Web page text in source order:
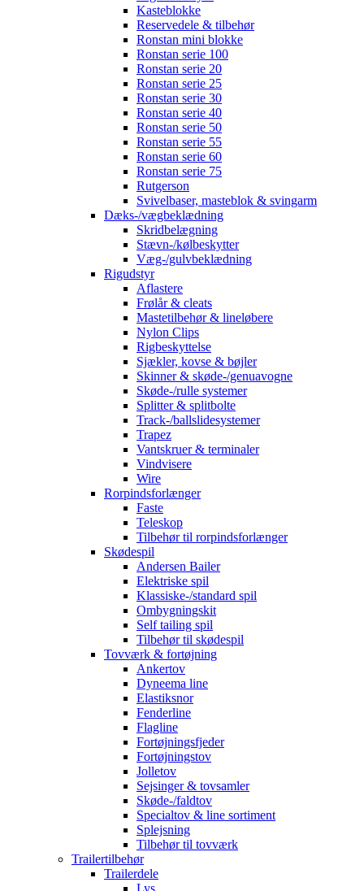
Kasteblokke
Reservedele & tilbehør
Ronstan mini blokke
Ronstan serie 100
Ronstan serie 20
Ronstan serie 25
Ronstan serie 30
Ronstan serie 40
Ronstan serie 50
Ronstan serie 55
Ronstan serie 60
Ronstan serie 75
Rutgerson
Svivelbaser, masteblok & svingarm
Dæks-/vægbeklædning
Skridbelægning
Stævn-/kølbeskytter
Væg-/gulvbeklædning
Rigudstyr
Aflastere
Frølår & cleats
Mastetilbehør & lineløbere
Nylon Clips
Rigbeskyttelse
Sjækler, kovse & bøjler
Skinner & skøde-/genuavogne
Skøde-/rulle systemer
Splitter & splitbolte
Track-/ballslidesystemer
Trapez
Vantskruer & terminaler
Vindvisere
Wire
Rorpindsforlænger
Faste
Teleskop
Tilbehør til rorpindsforlænger
Skødespil
Andersen Bailer
Elektriske spil
Klassiske-/standard spil
Ombygningskit
Self tailing spil
Tilbehør til skødespil
Tovværk & fortøjning
Ankertov
Dyneema line
Elastiksnor
Fenderline
Flagline
Fortøjningsfjeder
Fortøjningstov
Jolletov
Sejsinger & tovsamler
Skøde-/faldtov
Specialtov & line sortiment
Splejsning
Tilbehør til tovværk
Trailertilbehør
Trailerdele